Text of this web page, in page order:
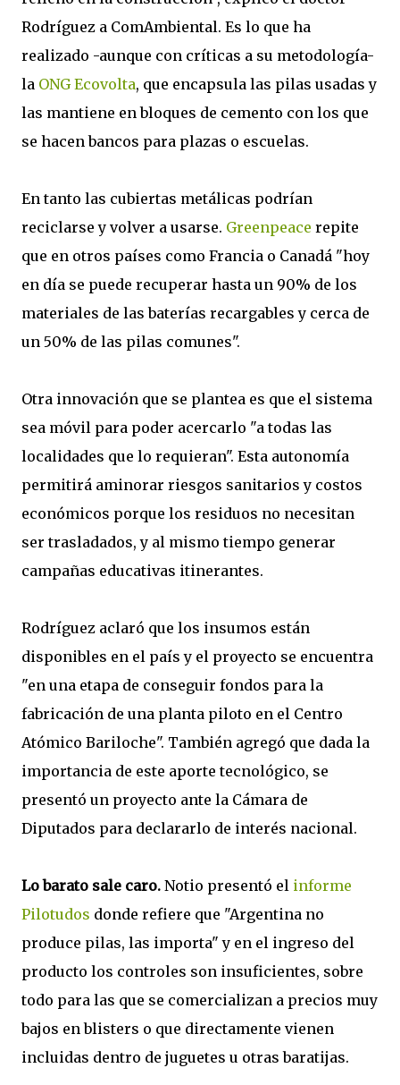
Rodríguez a ComAmbiental. Es lo que ha
realizado -aunque con críticas a su metodología-
la ONG Ecovolta, que encapsula las pilas usadas y
las mantiene en bloques de cemento con los que
se hacen bancos para plazas o escuelas.
En tanto las cubiertas metálicas podrían
reciclarse y volver a usarse. Greenpeace repite
que en otros países como Francia o Canadá "hoy
en día se puede recuperar hasta un 90% de los
materiales de las baterías recargables y cerca de
un 50% de las pilas comunes".
Otra innovación que se plantea es que el sistema
sea móvil para poder acercarlo "a todas las
localidades que lo requieran". Esta autonomía
permitirá aminorar riesgos sanitarios y costos
económicos porque los residuos no necesitan
ser trasladados, y al mismo tiempo generar
campañas educativas itinerantes.
Rodríguez aclaró que los insumos están
disponibles en el país y el proyecto se encuentra
"en una etapa de conseguir fondos para la
fabricación de una planta piloto en el Centro
Atómico Bariloche". También agregó que dada la
importancia de este aporte tecnológico, se
presentó un proyecto ante la Cámara de
Diputados para declararlo de interés nacional.
Lo barato sale caro. Notio presentó el informe
Pilotudos donde refiere que "Argentina no
produce pilas, las importa" y en el ingreso del
producto los controles son insuficientes, sobre
todo para las que se comercializan a precios muy
bajos en blisters o que directamente vienen
incluidas dentro de juguetes u otras baratijas.